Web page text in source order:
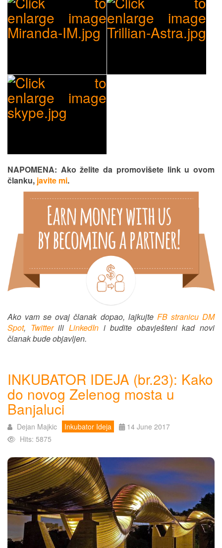
NAPOMENA: Ako želite da promovišete link u ovom
članku, javite mi.
Ako vam se ovaj članak dopao, lajkujte FB stranicu DM
Spot, Twitterili LinkedIni budite obavješteni kad novi
članak bude objavljen.
INKUBATOR IDEJA (br.23): Kako
do novog Zelenog mosta u
Banjaluci
Dejan Majkic Inkubator Ideja
14 June 2017
Hits: 5875